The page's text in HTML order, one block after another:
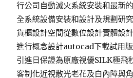
行公司自動滅火系統安裝和最新
全系統設備安裝和設計及規劃研
貨櫃設計空間從數位設計實體設
進行概念設計autocad下載試用
引進日保證為原廠視優SILK極飛
客制化近視散光老花及白內障與